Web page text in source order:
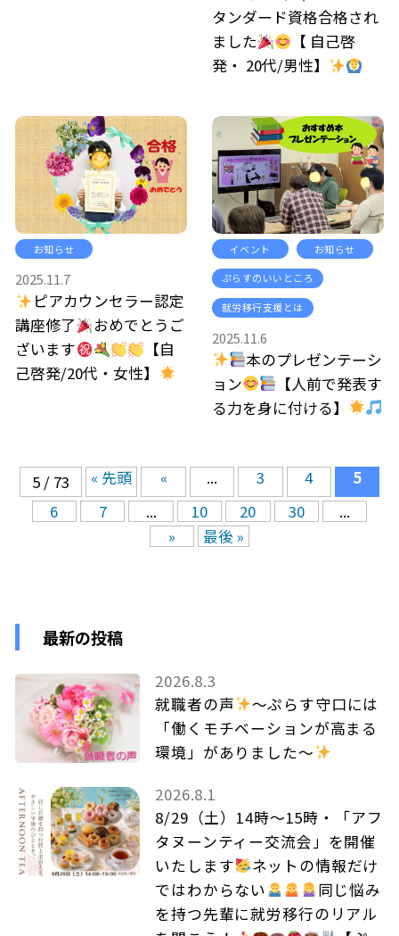
タンダード資格合格され
ました
【 自己啓
発・ 20代/男性】
お知らせ
2025.11.7
ピアカウンセラー認定
講座修了
おめでとうご
ざいます
【自
己啓発/20代・女性】
イベント お知らせ
ぷらすのいいところ
就労移行支援とは
2025.11.6
本のプレゼンテーシ
ョン
【人前で発表す
る力を身に付ける】
5 / 73 « 先頭 « ... 3 4
5
6
7 ... 10 20 30
...
»
最後 »
最新の投稿
2026.8.3
就職者の声
～ぷらす守口には
「働くモチベーションが高まる
環境」がありました～
2026.8.1
8/29（土）14時～15時・「アフ
タヌーンティー交流会」を開催
いたします
ネットの情報だけ
ではわからない
同じ悩み
を持つ先輩に就労移行のリアル